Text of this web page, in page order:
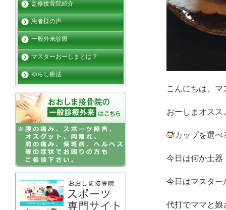
こんにちは、
おーしまオスス
カップを選
今日は何か土器
今日はマスター
代打でママと娘
監修接骨院紹介
患者様の声
一般外来診療
マスターおーしまとは？
ゆらし療法